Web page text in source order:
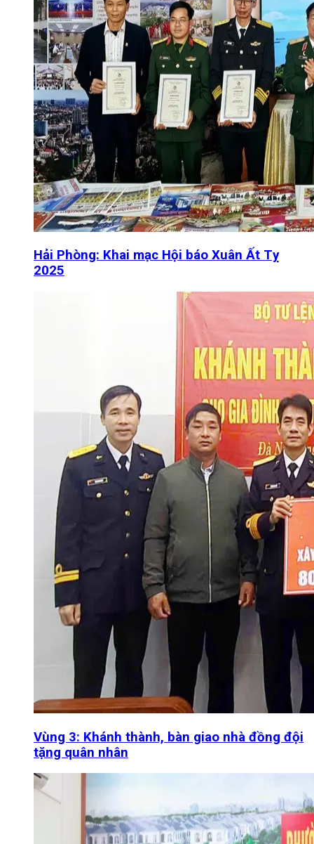
Hải Phòng: Khai mạc Hội báo Xuân Ất Tỵ
2025
Vùng 3: Khánh thành, bàn giao nhà đồng đội
tặng quân nhân